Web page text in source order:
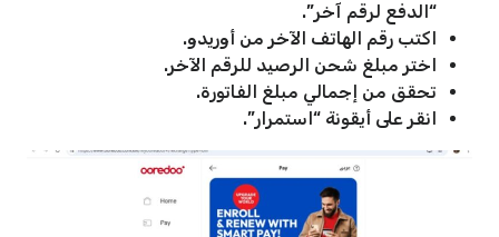
“الدفع لرقم آخر”.
اكتب رقم الهاتف الآخر من أوريدو.
اختر مبلغ شحن الرصيد للرقم الآخر.
تحقق من إجمالي مبلغ الفاتورة.
انقر على أيقونة “استمرار”.